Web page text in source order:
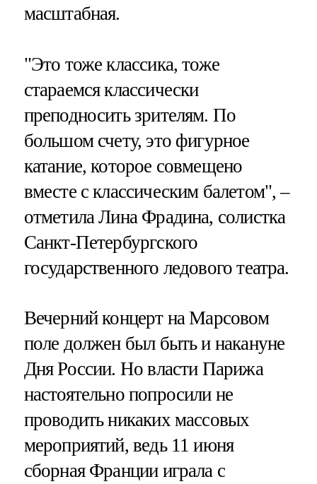
масштабная.
"Это тоже классика, тоже
стараемся классически
преподносить зрителям. По
большом счету, это фигурное
катание, которое совмещено
вместе с классическим балетом", –
отметила Лина Фрадина, солистка
Санкт-Петербургского
государственного ледового театра.
Вечерний концерт на Марсовом
поле должен был быть и накануне
Дня России. Но власти Парижа
настоятельно попросили не
проводить никаких массовых
мероприятий, ведь 11 июня
сборная Франции играла с